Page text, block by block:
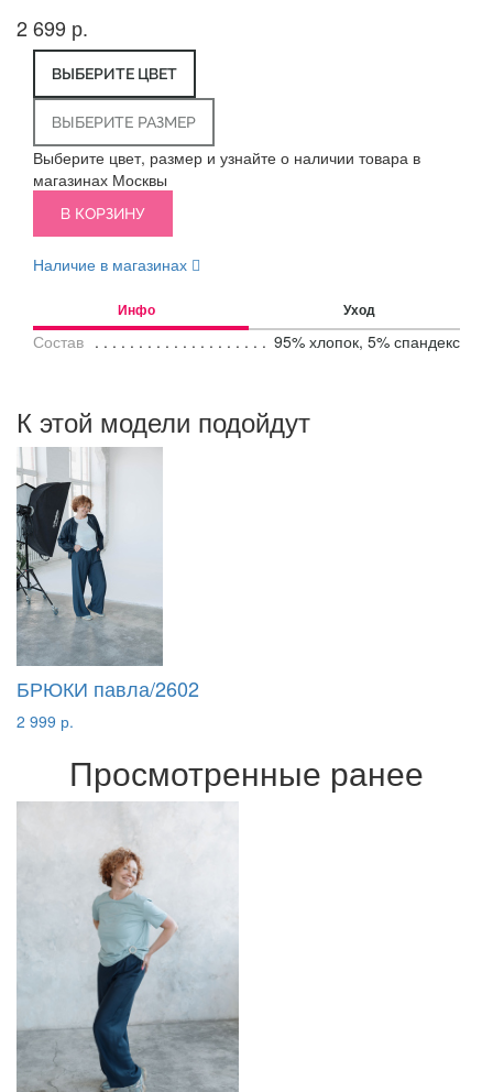
2 699 р.
ВЫБЕРИТЕ ЦВЕТ
ВЫБЕРИТЕ РАЗМЕР
Выберите цвет, размер и узнайте о наличии товара в
магазинах Москвы
В КОРЗИНУ
Наличие в магазинах
Инфо Уход
Состав 95% хлопок, 5% спандекс
К этой модели подойдут
БРЮКИ павла/2602
2 999 р.
Просмотренные ранее